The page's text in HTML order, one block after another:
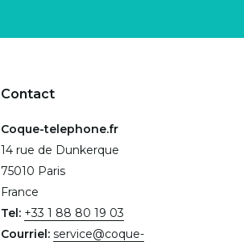
Contact
Coque-telephone.fr
14 rue de Dunkerque
75010 Paris
France
Tel: +33 1 88 80 19 03
Courriel: service@coque-